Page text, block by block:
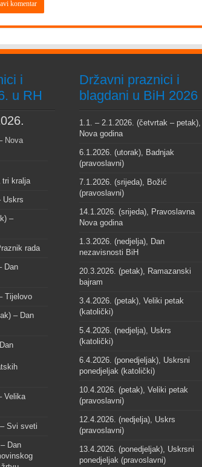
i
u RH
Nova
tri kralja
Uskrs
–
rada
Dan
Tijelovo
– Dan
Velika
Svi sveti
Dan
Državni praznici i
blagdani u BiH 2026
1.1. – 2.1.2026. (četvrtak – petak),
Nova godina
6.1.2026. (utorak), Badnjak
(pravoslavni)
7.1.2026. (srijeda), Božić
(pravoslavni)
14.1.2026. (srijeda), Pravoslavna
Nova godina
1.3.2026. (nedjelja), Dan
nezavisnosti BiH
20.3.2026. (petak), Ramazanski
bajram
3.4.2026. (petak), Veliki petak
(katolički)
5.4.2026. (nedjelja), Uskrs
(katolički)
6.4.2026. (ponedjeljak), Uskrsni
ponedjeljak (katolički)
10.4.2026. (petak), Veliki petak
(pravoslavni)
12.4.2026. (nedjelja), Uskrs
(pravoslavni)
13.4.2026. (ponedjeljak), Uskrsni
ponedjeljak (pravoslavni)